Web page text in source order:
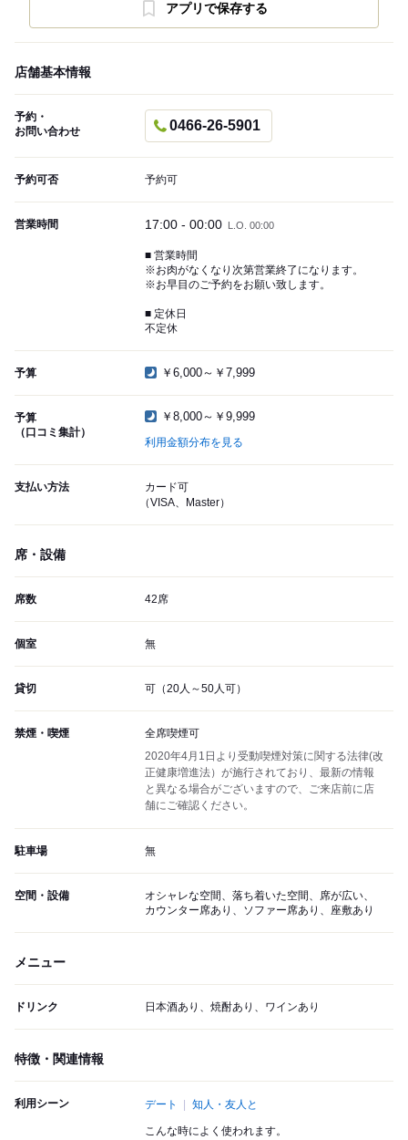
アプリで保存する
店舗基本情報
予約・
お問い合わせ
0466-26-5901
予約可否 予約可
営業時間 17:00 - 00:00 L.O. 00:00
■ 営業時間
※お肉がなくなり次第営業終了になります。
※お早目のご予約をお願い致します。
■ 定休日
不定休
予算 ￥6,000～￥7,999
予算
（口コミ集計）
￥8,000～￥9,999
利用金額分布を見る
支払い方法
カード可
（VISA、Master）
席・設備
席数 42席
個室 無
貸切 可（20人～50人可）
禁煙・喫煙
全席喫煙可
2020年4月1日より受動喫煙対策に関する法律(改
正健康増進法）が施行されており、最新の情報
と異なる場合がございますので、ご来店前に店
舗にご確認ください。
駐車場 無
空間・設備
オシャレな空間、落ち着いた空間、席が広い、
カウンター席あり、ソファー席あり、座敷あり
メニュー
ドリンク 日本酒あり、焼酎あり、ワインあり
特徴・関連情報
利用シーン デート 知人・友人と
こんな時によく使われます。